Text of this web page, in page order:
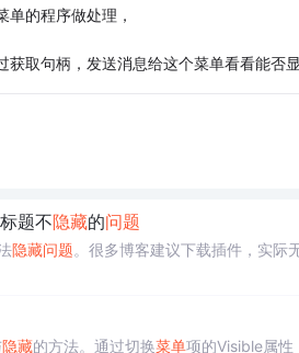
的程序做处理，
取句柄，发送消息给这个菜单看看能否显
题不隐藏的问题
隐藏问题。很多博客建议下载插件，实际
隐藏的方法。通过切换菜单项的Visible属性